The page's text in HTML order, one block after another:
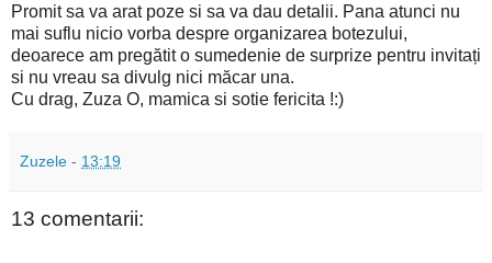
Promit sa va arat poze si sa va dau detalii. Pana atunci nu
mai suflu nicio vorba despre organizarea botezului,
deoarece am pregătit o sumedenie de surprize pentru invitați
si nu vreau sa divulg nici măcar una.
Cu drag, Zuza O, mamica si sotie fericita !:)
Zuzele - 13:19
13 comentarii: